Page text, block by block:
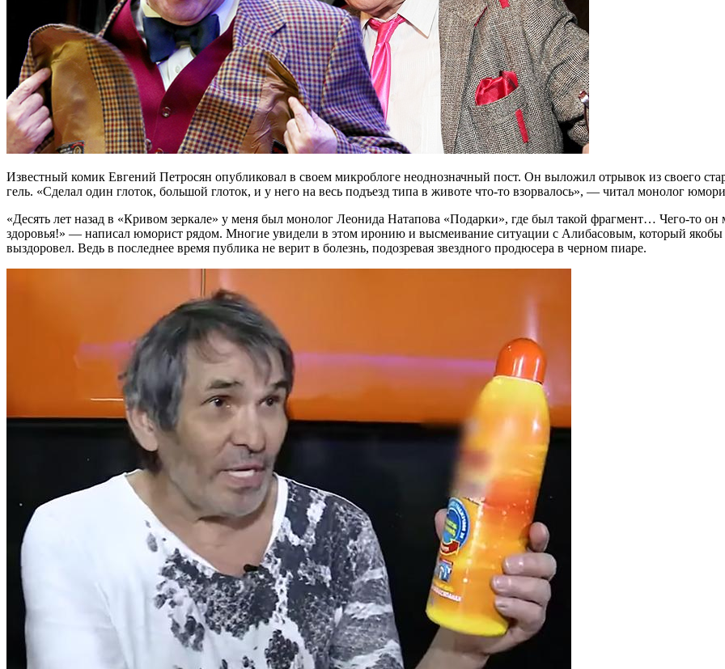
Известный комик Евгений Петросян опубликовал в своем микроблоге неоднозначный пост. Он выложил отрывок из своего
гель. «Сделал один глоток, большой глоток, и у него на весь подъезд типа в животе что-то взорвалось», — читал монолог
«Десять лет назад в «Кривом зеркале» у меня был монолог Леонида Натапова «Подарки», где был такой фрагмент… Чего-то
здоровья!» — написал юморист рядом. Многие увидели в этом иронию и высмеивание ситуации с Алибасовым, который якобы
выздоровел. Ведь в последнее время публика не верит в болезнь, подозревая звездного продюсера в черном пиаре.